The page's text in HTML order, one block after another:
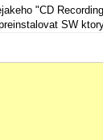
"CD
SW